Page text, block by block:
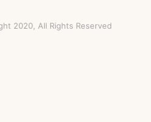
2020, All Rights Reserved